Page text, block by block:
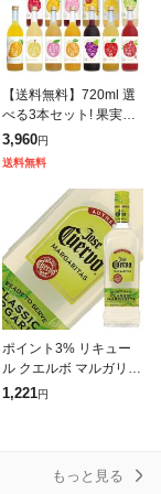
【送料無料】720ml 選
べる3本セット! 果実の
リキュール
3,960円
送料無料
ポイント3% リキュー
ル クエルボ マルガリー
タ 18度 正規 700ml
1,221円
もっと見る